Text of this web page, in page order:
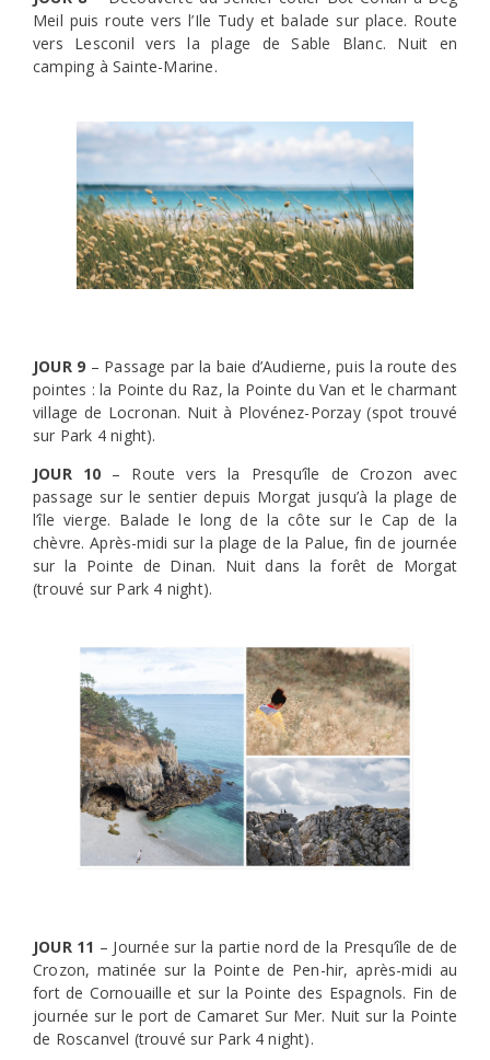
Meil puis route vers l’Ile Tudy et balade sur place. Route
vers Lesconil vers la plage de Sable Blanc. Nuit en
camping à Sainte-Marine.
JOUR 9 – Passage par la baie d’Audierne, puis la route des
pointes : la Pointe du Raz, la Pointe du Van et le charmant
village de Locronan. Nuit à Plovénez-Porzay (spot trouvé
sur Park 4 night).
JOUR 10 – Route vers la Presqu’île de Crozon avec
passage sur le sentier depuis Morgat jusqu’à la plage de
l’île vierge. Balade le long de la côte sur le Cap de la
chèvre. Après-midi sur la plage de la Palue, fin de journée
sur la Pointe de Dinan. Nuit dans la forêt de Morgat
(trouvé sur Park 4 night).
JOUR 11 – Journée sur la partie nord de la Presqu’île de de
Crozon, matinée sur la Pointe de Pen-hir, après-midi au
fort de Cornouaille et sur la Pointe des Espagnols. Fin de
journée sur le port de Camaret Sur Mer. Nuit sur la Pointe
de Roscanvel (trouvé sur Park 4 night).